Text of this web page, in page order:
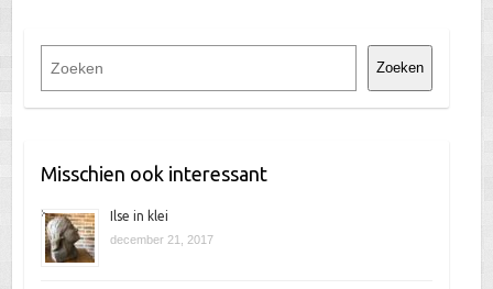
e
Zoeken
Misschien ook interessant
Ilse in klei
december 21, 2017